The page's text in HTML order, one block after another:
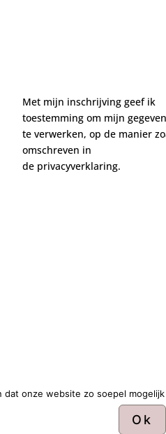
Met mijn inschrijving geef ik
toestemming om mijn
te verwerken, op de manier
omschreven in
de privacyverklaring.
WordPress
onze website zo soepel
Ok